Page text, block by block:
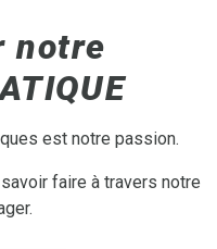
notre
est notre passion.
faire à travers notre